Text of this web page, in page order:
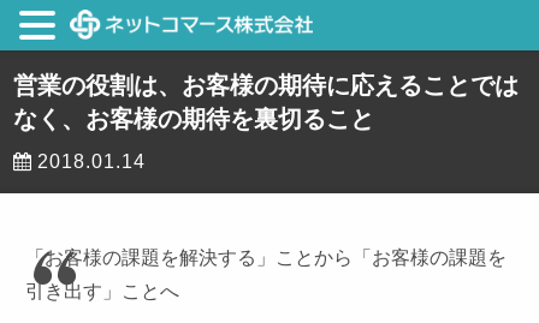
営業の役割は、お客様の期待に応えることでは
なく、お客様の期待を裏切ること
2018.01.14
「お客様の課題を解決する」ことから「お客様の課題を
引き出す」ことへ